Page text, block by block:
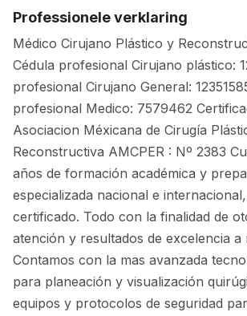
Professionele verklaring
Médico Cirujano Plástico y
Cédula profesional Cirujano plástico:
profesional Cirujano General:
profesional Medico: 7579462
Asociacion Méxicana de Cirugía
Reconstructiva AMCPER : Nº 2383
años de formación académica y
especializada nacional e
certificado. Todo con la finalidad de
atención y resultados de excelencia a
Contamos con la mas avanzada
para planeación y visualización
equipos y protocolos de seguridad